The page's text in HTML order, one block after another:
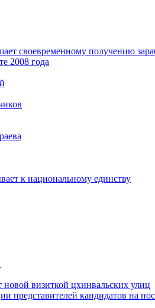
своевременному получению
2008 года
к национальному единству
визиткой цхинвальских улиц
кандидатов на